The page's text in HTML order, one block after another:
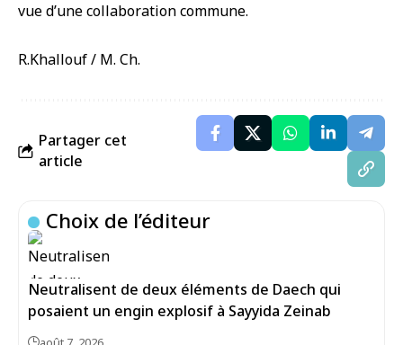
vue d’une collaboration commune.
R.Khallouf / M. Ch.
Partager cet
article
Choix de l’éditeur
Neutralisent de deux éléments de Daech qui
posaient un engin explosif à Sayyida Zeinab